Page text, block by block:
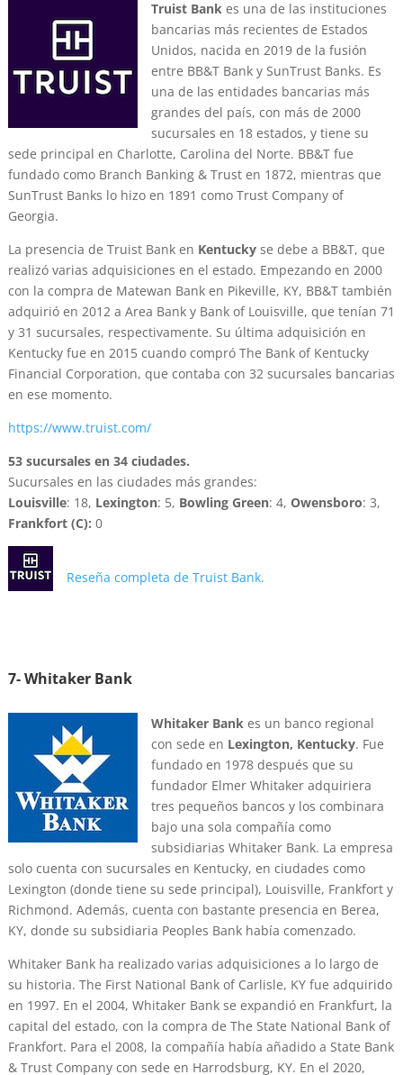
Truist Bankes una de las instituciones
bancarias más recientes de Estados
Unidos, nacida en 2019 de la fusión
entre BB&T Bank y SunTrust Banks. Es
una de las entidades bancarias más
grandes del país, con más de 2000
sucursales en 18 estados, y tiene su
sede principal en Charlotte, Carolina del Norte. BB&T fue
fundado como Branch Banking & Trust en 1872, mientras que
SunTrust Banks lo hizo en 1891 como Trust Company of
Georgia.
La presencia de Truist Bank en Kentuckyse debe a BB&T, que
realizó varias adquisiciones en el estado. Empezando en 2000
con la compra de Matewan Bank en Pikeville, KY, BB&T también
adquirió en 2012 a Area Bank y Bank of Louisville, que tenían 71
y 31 sucursales, respectivamente. Su última adquisición en
Kentucky fue en 2015 cuando compró The Bank of Kentucky
Financial Corporation, que contaba con 32 sucursales bancarias
en ese momento.
https://www.truist.com/
53 sucursales en 34 ciudades.
Sucursales en las ciudades más grandes:
Louisville: 18, Lexington: 5, Bowling Green: 4, Owensboro: 3,
Frankfort (C): 0
Reseña completa de Truist Bank.
7- WhitakerBank
Whitaker Bankes un banco regional
con sede en Lexington, Kentucky. Fue
fundado en 1978 después que su
fundador Elmer Whitaker adquiriera
tres pequeños bancos y los combinara
bajo una sola compañía como
subsidiarias Whitaker Bank. La empresa
solo cuenta con sucursales en Kentucky, en ciudades como
Lexington (donde tiene su sede principal), Louisville, Frankfort y
Richmond. Además, cuenta con bastante presencia en Berea,
KY, donde su subsidiaria Peoples Bank había comenzado.
Whitaker Bank ha realizado varias adquisiciones a lo largo de
su historia. The First National Bank of Carlisle, KY fue adquirido
en 1997. En el 2004, Whitaker Bank se expandió en Frankfurt, la
capital del estado, con la compra de The State National Bank of
Frankfort. Para el 2008, la compañía había añadido a State Bank
& Trust Company con sede en Harrodsburg, KY. En el 2020,